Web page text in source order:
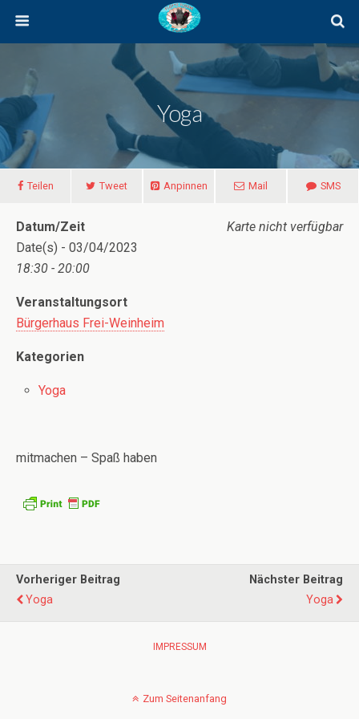
Yoga
Teilen Tweet Anpinnen Mail SMS
Karte nicht verfügbar
Datum/Zeit
Date(s) - 03/04/2023
18:30 - 20:00
Veranstaltungsort
Bürgerhaus Frei-Weinheim
Kategorien
Yoga
mitmachen – Spaß haben
Vorheriger Beitrag
Yoga
Nächster Beitrag
Yoga
IMPRESSUM
Zum Seitenanfang